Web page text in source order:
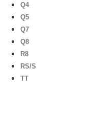
Q4
Q5
Q7
Q8
R8
RS/S
TT